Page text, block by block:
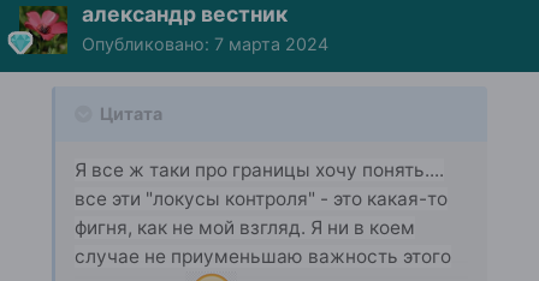
александр вестник
Опубликовано: 7 марта 2024
Цитата
Я все ж таки про границы хочу понять....
все эти "локусы контроля" - это какая-то
фигня, как не мой взгляд. Я ни в коем
случае не приуменьшаю важность этого